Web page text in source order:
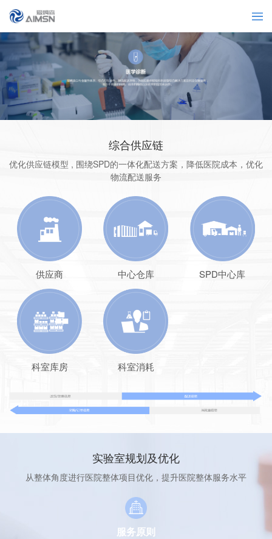
综合供应链
优化供应链模型 , 围绕SPD的一体化配送方案，降低医院成本，优化
物流配送服务
供应商 中心仓库 SPD中心库
科室库房 科室消耗
实验室规划及优化
从整体角度进行医院整体项目优化，提升医院整体服务水平
服务原则